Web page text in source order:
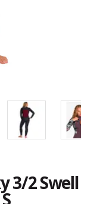
3/2 Swell